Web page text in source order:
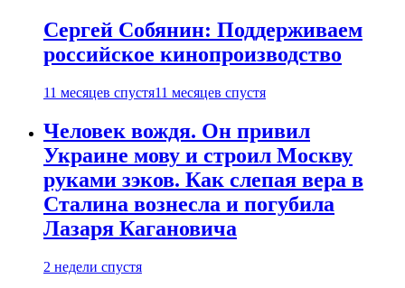
Сергей Собянин: Поддерживаем
российское кинопроизводство
11 месяцев спустя11 месяцев спустя
Человек вождя. Он привил
Украине мову и строил Москву
руками зэков. Как слепая вера в
Сталина вознесла и погубила
Лазаря Кагановича
2 недели спустя